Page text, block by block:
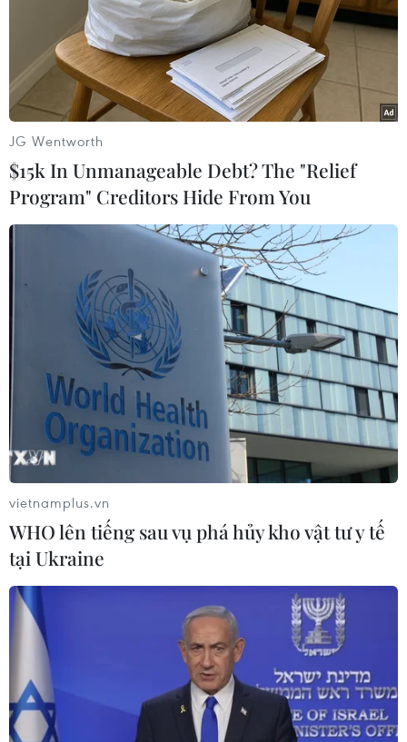
JG Wentworth
$15k In Unmanageable Debt? The "Relief
Program" Creditors Hide From You
vietnamplus.vn
WHO lên tiếng sau vụ phá hủy kho vật tư y tế
tại Ukraine